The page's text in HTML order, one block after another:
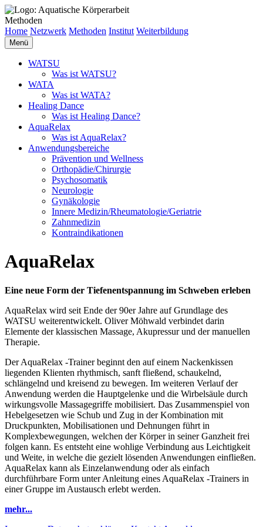
Methoden
Home Netzwerk Methoden Institut Weiterbildung
Menü
WATSU
Was ist WATSU?
WATA
Was ist WATA?
Healing Dance
Was ist Healing Dance?
AquaRelax
Was ist AquaRelax?
Anwendungsbereiche
Prävention und Wellness
Orthopädie/Chirurgie
Psychosomatik
Neurologie
Gynäkologie
Innere Medizin/Rheumatologie/Geriatrie
Zahnmedizin
Kontraindikationen
AquaRelax
Eine neue Form der Tiefenentspannung im Schweben erleben
AquaRelax wird seit Ende der 90er Jahre auf Grundlage des
WATSU weiterentwickelt. Oliver Möhwald verbindet darin
Elemente der klassischen Massage, Akupressur und der manuellen
Therapie.
Der AquaRelax -Trainer beginnt den auf einem Nackenkissen
liegenden Klienten rhythmisch, sanft fließend, schaukelnd,
schlängelnd und kreisend zu bewegen. Im weiteren Verlauf der
Anwendung werden die Hauptgelenke und die Wirbelsäule durch
wirkungsvolle Massagegriffe mobilisiert. Das Zusammenspiel von
Hebelgesetzen wie Schub und Zug in der Kombination mit
Druckpunkten, Mobilisationen und Dehnungen führt in
Komplexbewegungen, welchen der Körper in seiner Ganzheit frei
folgen kann. Es entsteht eine wohlige Verbindung aus Leichtigkeit
und Weite, in welche die gezielt lösenden Anwendungen einfließen.
AquaRelax kann als Einzelanwendung oder als einfach
durchführbare Form unter Anleitung eines AquaRelax -Trainers in
einer Gruppe im Austausch erlebt werden.
mehr...